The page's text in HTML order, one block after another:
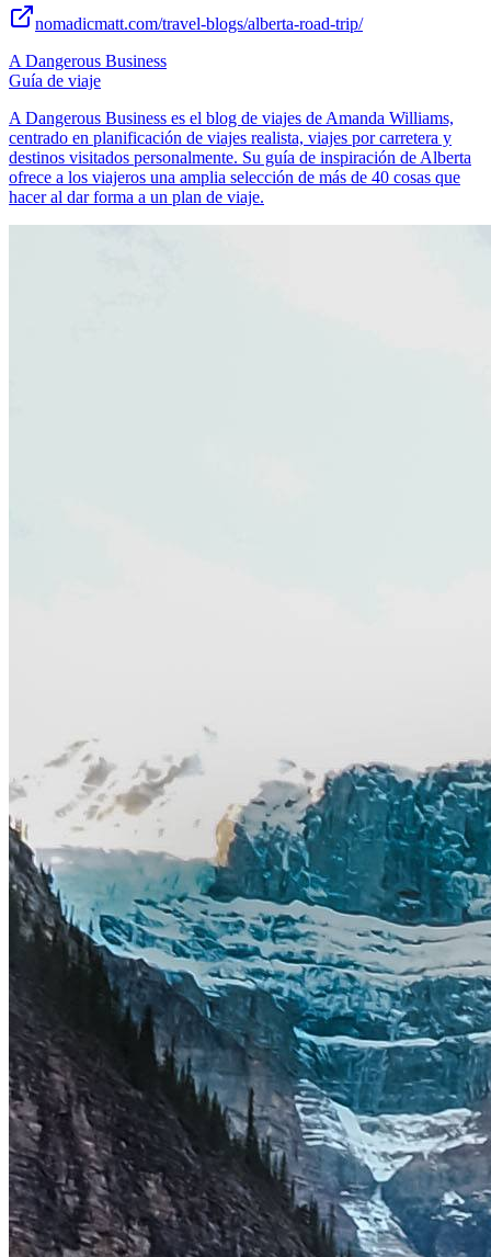
nomadicmatt.com/travel-blogs/alberta-road-trip/
A Dangerous Business
Guía de viaje
A Dangerous Business es el blog de viajes de Amanda Williams,
centrado en planificación de viajes realista, viajes por carretera y
destinos visitados personalmente. Su guía de inspiración de Alberta
ofrece a los viajeros una amplia selección de más de 40 cosas que
hacer al dar forma a un plan de viaje.